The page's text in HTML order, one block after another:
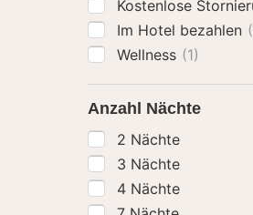
Kostenlose
Im Hotel bezahlen
Wellness (1)
Anzahl Nächte
2 Nächte
3 Nächte
4 Nächte